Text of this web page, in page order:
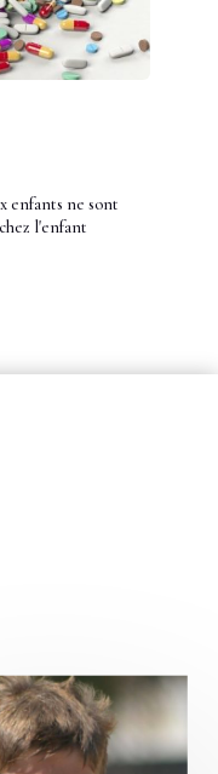
enfants ne sont
l'enfant